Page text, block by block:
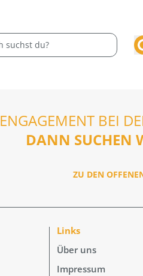
BEI
DANN SUCHEN
ZU DEN
Links
Über uns
Impressum